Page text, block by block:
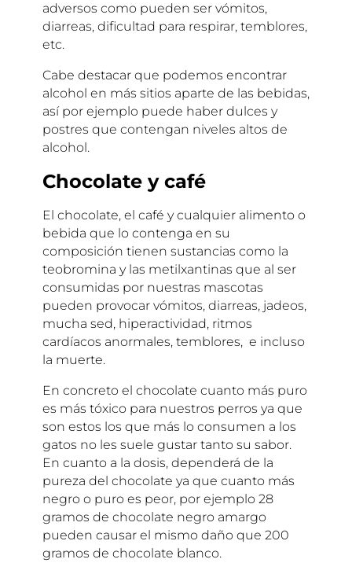
adversos como pueden ser vómitos,
diarreas, dificultad para respirar, temblores,
etc.
Cabe destacar que podemos encontrar
alcohol en más sitios aparte de las bebidas,
así por ejemplo puede haber dulces y
postres que contengan niveles altos de
alcohol.
Chocolate y café
El chocolate, el café y cualquier alimento o
bebida que lo contenga en su
composición tienen sustancias como la
teobromina y las metilxantinas que al ser
consumidas por nuestras mascotas
pueden provocar vómitos, diarreas, jadeos,
mucha sed, hiperactividad, ritmos
cardíacos anormales, temblores, e incluso
la muerte.
En concreto el chocolate cuanto más puro
es más tóxico para nuestros perros ya que
son estos los que más lo consumen a los
gatos no les suele gustar tanto su sabor.
En cuanto a la dosis, dependerá de la
pureza del chocolate ya que cuanto más
negro o puro es peor, por ejemplo 28
gramos de chocolate negro amargo
pueden causar el mismo daño que 200
gramos de chocolate blanco.